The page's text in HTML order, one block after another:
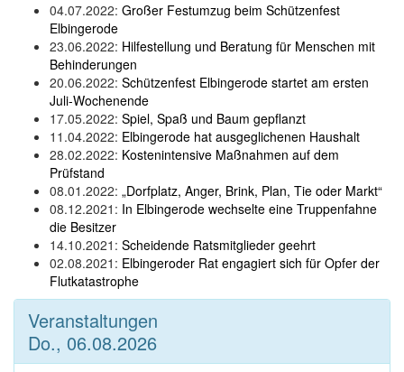
04.07.2022: Großer Festumzug beim Schützenfest
Elbingerode
23.06.2022: Hilfestellung und Beratung für Menschen mit
Behinderungen
20.06.2022: Schützenfest Elbingerode startet am ersten
Juli-Wochenende
17.05.2022: Spiel, Spaß und Baum gepflanzt
11.04.2022: Elbingerode hat ausgeglichenen Haushalt
28.02.2022: Kostenintensive Maßnahmen auf dem
Prüfstand
08.01.2022: „Dorfplatz, Anger, Brink, Plan, Tie oder Markt“
08.12.2021: In Elbingerode wechselte eine Truppenfahne
die Besitzer
14.10.2021: Scheidende Ratsmitglieder geehrt
02.08.2021: Elbingeroder Rat engagiert sich für Opfer der
Flutkatastrophe
Veranstaltungen
Do., 06.08.2026